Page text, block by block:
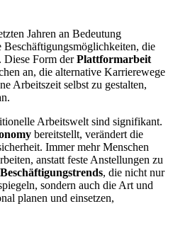
Jahren an Bedeutung
die
Form derPlattformarbeit
an, die alternative Karrierewege
Arbeitszeit selbst zu gestalten,
Arbeitswelt sind signifikant.
bereitstellt, verändert die
Immer mehr Menschen
anstatt feste Anstellungen zu
Beschäftigungstrends, die nicht nur
sondern auch die Art und
planen und einsetzen,